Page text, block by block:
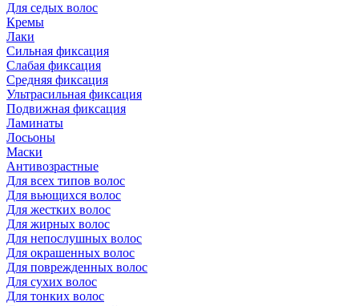
Для седых волос
Кремы
Лаки
Сильная фиксация
Слабая фиксация
Средняя фиксация
Ультрасильная фиксация
Подвижная фиксация
Ламинаты
Лосьоны
Маски
Антивозрастные
Для всех типов волос
Для вьющихся волос
Для жестких волос
Для жирных волос
Для непослушных волос
Для окрашенных волос
Для поврежденных волос
Для сухих волос
Для тонких волос